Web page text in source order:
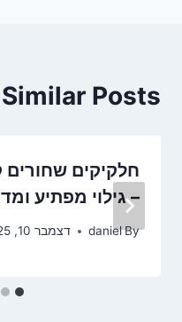
Similar Posts
– גילוי מפתיע
By
daniel דצמבר 10, 2025